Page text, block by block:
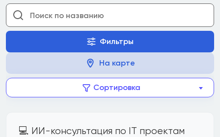
Фильтры
На карте
Сортировка
💻 ИИ-консультация по IT проектам